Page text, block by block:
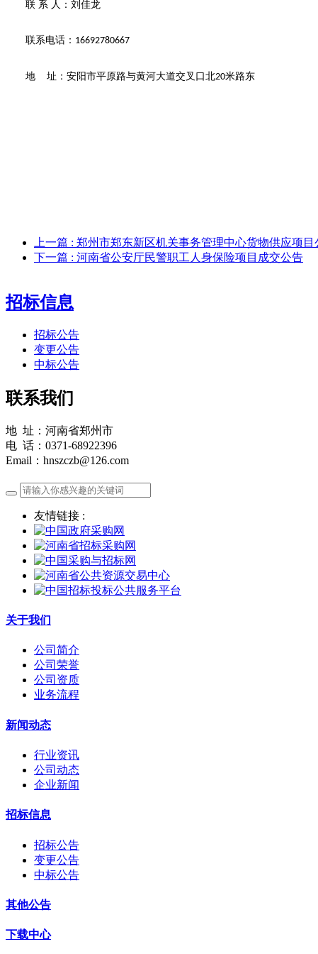
联 系 人： 刘佳龙
联系电话： 16692780667
地 址：安阳市平原路与黄河大道交叉口北20米路东
上一篇 : 郑州市郑东新区机关事务管理中心货物供应项
下一篇 : 河南省公安厅民警职工人身保险项目成交公告
招标信息
招标公告
变更公告
中标公告
联系我们
地 址：河南省郑州市
电 话：0371-68922396
Email：hnszczb@126.com
友情链接 :
关于我们
公司简介
公司荣誉
公司资质
业务流程
新闻动态
行业资讯
公司动态
企业新闻
招标信息
招标公告
变更公告
中标公告
其他公告
下载中心